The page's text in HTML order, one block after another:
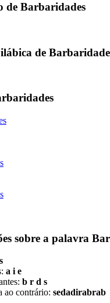
de Barbaridades
de
sobre a palavra
a i e
b r d s
ao contrário: sedadirabrab